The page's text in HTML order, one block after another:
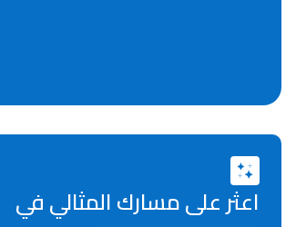
اعثر على مسارك المثالي في